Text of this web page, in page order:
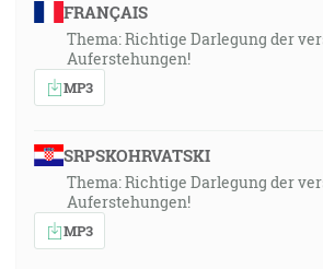
FRANÇAIS
Thema: Richtige Darlegung der
Auferstehungen!
MP3
SRPSKOHRVATSKI
Thema: Richtige Darlegung der
Auferstehungen!
MP3